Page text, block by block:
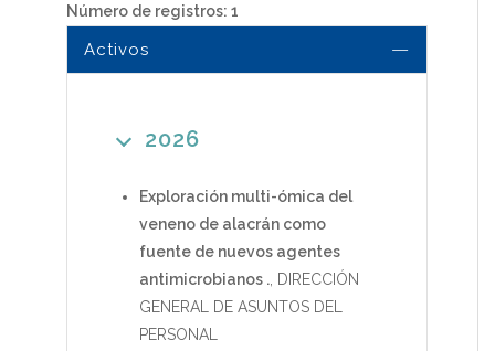
Número de registros: 1
Activos
2026
Exploración multi-ómica del
veneno de alacrán como
fuente de nuevos agentes
antimicrobianos . DIRECCIÓN
GENERAL DE ASUNTOS DEL
PERSONAL